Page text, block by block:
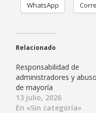
WhatsApp
Relacionado
Responsabilidad de
administradores y abuso
de mayoría
13 julio, 2026
En «Sin categoría»